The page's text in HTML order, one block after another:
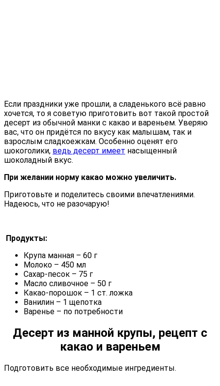
Если праздники уже прошли, а сладенького всё равно
хочется, то я советую приготовить вот такой простой
десерт из обычной манки с какао и вареньем. Уверяю
вас, что он придётся по вкусу как малышам, так и
взрослым сладкоежкам. Особенно оценят его
шокоголики, ведь десерт имеет насыщенный
шоколадный вкус.
При желании норму какао можно увеличить.
Приготовьте и поделитесь своими впечатлениями.
Надеюсь, что не разочарую!
Продукты:
Крупа манная – 60 г
Молоко – 450 мл
Сахар-песок – 75 г
Масло сливочное – 50 г
Какао-порошок – 1 ст. ложка
Ванилин – 1 щепотка
Варенье – по потребности
Десерт из манной крупы, рецепт с
какао и вареньем
Подготовить все необходимые ингредиенты.